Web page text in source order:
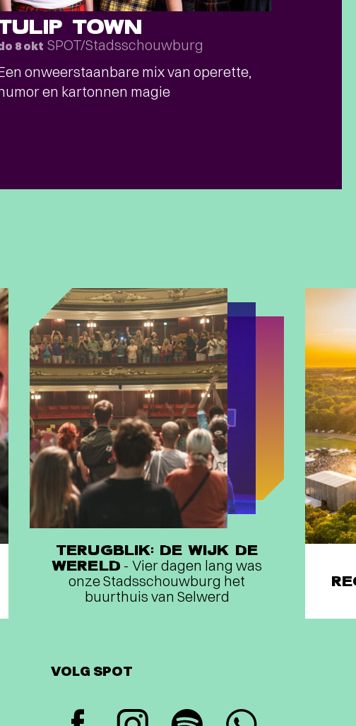
TOWN
8 okt SPOT/Stadsschouwburg
onweerstaanbare mix van operette,
en kartonnen magie
TERUGBLIK: DE WIJK DE
WERELD - Vier dagen lang was
onze Stadsschouwburg het
buurthuis van Selwerd
VOLG SPOT